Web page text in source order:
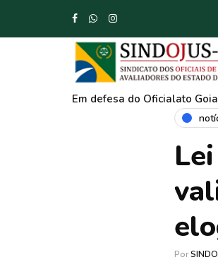
Em defesa do Oficialato
Por